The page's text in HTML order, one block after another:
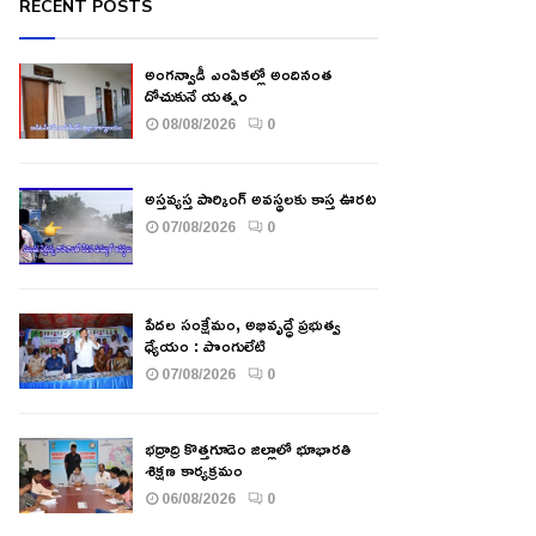
RECENT POSTS
అంగన్వాడీ ఎంపికల్లో అందినంత
దోచుకునే యత్నం
08/08/2026 0
అస్తవ్యస్త పార్కింగ్ అవస్థలకు కాస్త ఊరట
07/08/2026 0
పేదల సంక్షేమం, అభివృద్ధే ప్రభుత్వ
ధ్యేయం : పొంగులేటి
07/08/2026 0
భద్రాద్రి కొత్తగూడెం జిల్లాలో భూభారతి
శిక్షణ కార్యక్రమం
06/08/2026 0